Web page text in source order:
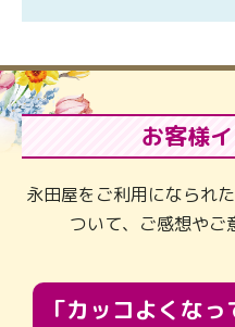
お客様
永田屋をご利用になられ
ついて、ご感想やご